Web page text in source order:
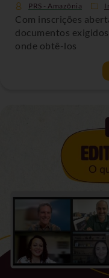
PRS - Amazônia
Com inscrições
documentos
onde obtê-los